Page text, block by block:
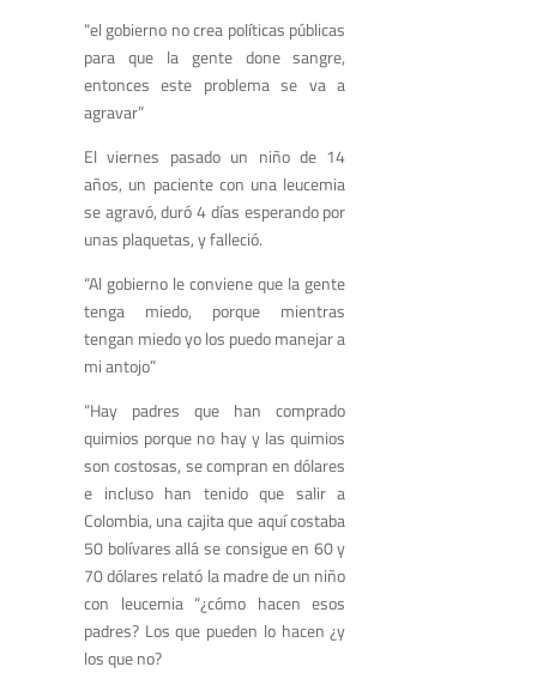
“el gobierno no crea políticas públicas
para que la gente done sangre,
entonces este problema se va a
agravar”
El viernes pasado un niño de 14
años, un paciente con una leucemia
se agravó, duró 4 días esperando por
unas plaquetas, y falleció.
“Al gobierno le conviene que la gente
tenga miedo, porque mientras
tengan miedo yo los puedo manejar a
mi antojo”
“Hay padres que han comprado
quimios porque no hay y las quimios
son costosas, se compran en dólares
e incluso han tenido que salir a
Colombia, una cajita que aquí costaba
50 bolívares allá se consigue en 60 y
70 dólares relató la madre de un niño
con leucemia “¿cómo hacen esos
padres? Los que pueden lo hacen ¿y
los que no?